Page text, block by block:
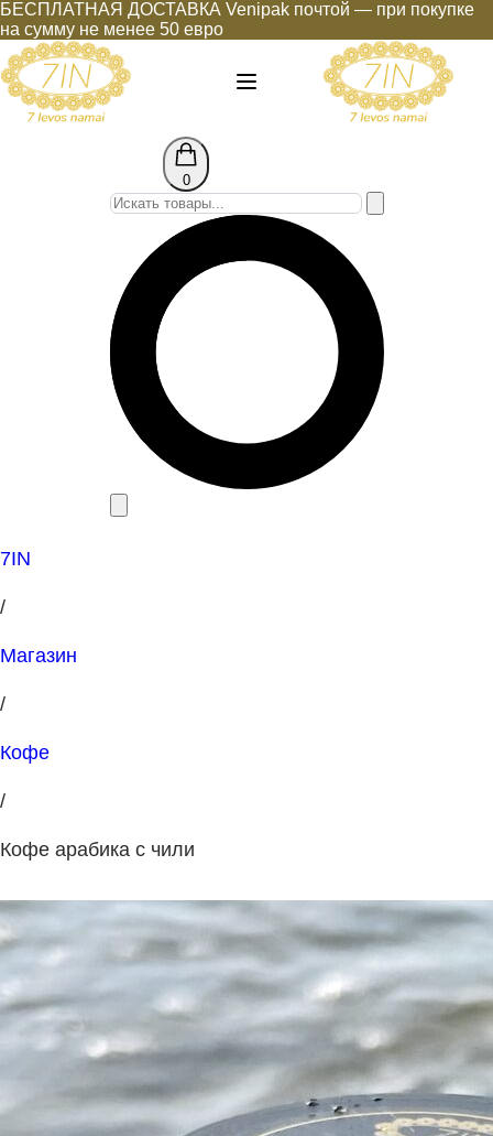
БЕСПЛАТНАЯ ДОСТАВКА Venipak почтой — при покупке
на сумму не менее 50 евро
0
7IN
/
Магазин
/
Кофе
/
Кофе арабика с чили